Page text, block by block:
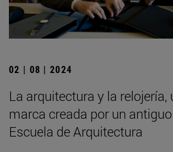
02 | 08 | 2024
La arquitectura y la relojería,
marca creada por un
Escuela de Arquitectura